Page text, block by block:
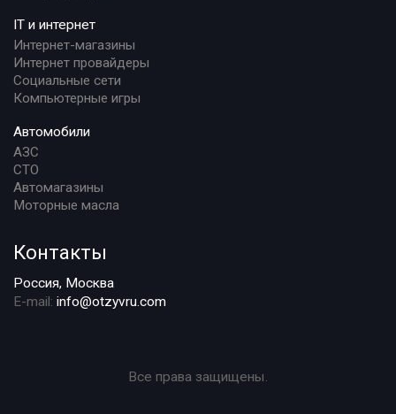
IT и интернет
Интернет-магазины
Интернет провайдеры
Социальные сети
Компьютерные игры
Автомобили
АЗС
СТО
Автомагазины
Моторные масла
Контакты
Россия, Москва
E-mail: info@otzyvru.com
Все права защищены.